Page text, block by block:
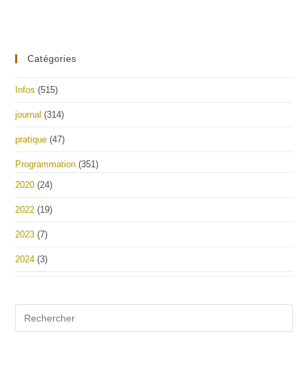
Catégories
Infos (515)
journal (314)
pratique (47)
Programmation (351)
2020 (24)
2022 (19)
2023 (7)
2024 (3)